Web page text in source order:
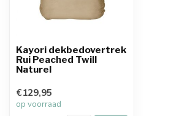
Kayori dekbedovertrek
Rui Peached Twill
Naturel
€129,95
op voorraad